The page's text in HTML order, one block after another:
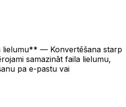
lielumu** — Konvertēšana starp
samazināt faila lielumu,
pa e-pastu vai